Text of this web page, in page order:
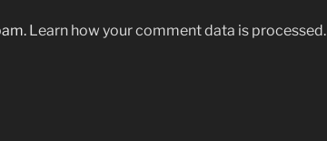
Learn how your comment data is processed.